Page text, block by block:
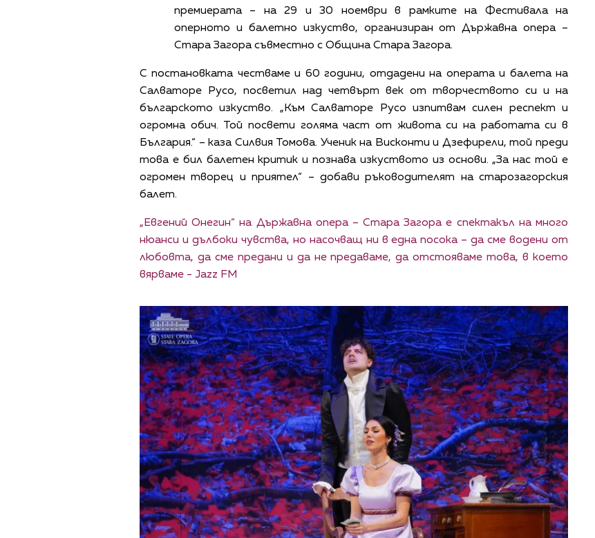
премиерата – на 29 и 30 ноември в рамките на Фестивала на
оперното и балетно изкуство, организиран от Държавна опера –
Стара Загора съвместно с Община Стара Загора.
С постановката честваме и 60 години, отдадени на операта и балета на
Салваторе Русо, посветил над четвърт век от творчеството си и на
българското изкуство. „Към Салваторе Русо изпитвам силен респект и
огромна обич. Той посвети голяма част от живота си на работата си в
България.“ – каза Силвия Томова. Ученик на Висконти и Дзефирели, той преди
това е бил балетен критик и познава изкуството из основи. „За нас той е
огромен творец и приятел“ – добави ръководителят на старозагорския
балет.
„Евгений Онегин“ на Държавна опера – Стара Загора е спектакъл на много
нюанси и дълбоки чувства, но насочващ ни в една посока – да сме водени от
любовта, да сме предани и да не предаваме, да отстояваме това, в което
вярваме - Jazz FM